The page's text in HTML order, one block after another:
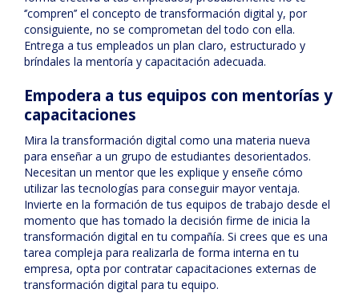
‘’compren’’ el concepto de transformación digital y, por
consiguiente, no se comprometan del todo con ella.
Entrega a tus empleados un plan claro, estructurado y
bríndales la mentoría y capacitación adecuada.
Empodera a tus equipos con mentorías y
capacitaciones
Mira la transformación digital como una materia nueva
para enseñar a un grupo de estudiantes desorientados.
Necesitan un mentor que les explique y enseñe cómo
utilizar las tecnologías para conseguir mayor ventaja.
Invierte en la formación de tus equipos de trabajo desde el
momento que has tomado la decisión firme de inicia la
transformación digital en tu compañía. Si crees que es una
tarea compleja para realizarla de forma interna en tu
empresa, opta por contratar capacitaciones externas de
transformación digital para tu equipo.